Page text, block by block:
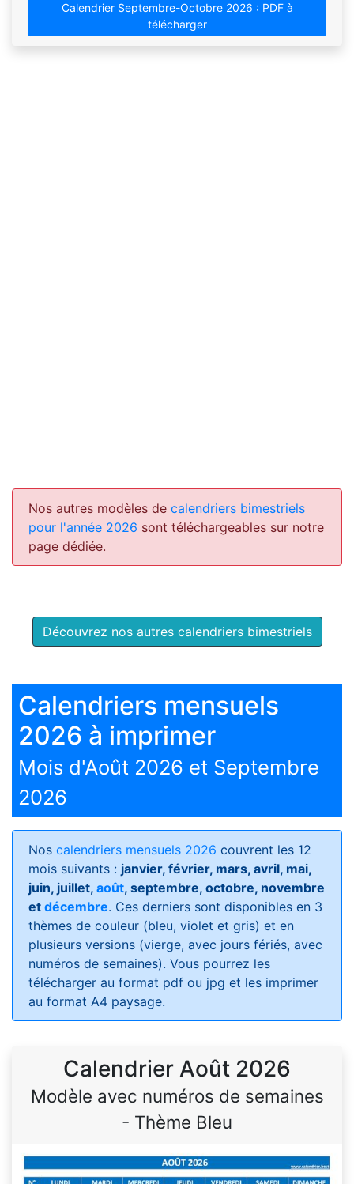
Calendrier Septembre-Octobre 2026 : PDF à
télécharger
Nos autres modèles de calendriers bimestriels
pour l'année 2026 sont téléchargeables sur notre
page dédiée.
Découvrez nos autres calendriers bimestriels
Calendriers mensuels
2026 à imprimer
Mois d'Août 2026 et Septembre
2026
Nos calendriers mensuels 2026 couvrent les 12
mois suivants : janvier, février, mars, avril, mai,
juin, juillet, août, septembre, octobre, novembre
et décembre. Ces derniers sont disponibles en 3
thèmes de couleur (bleu, violet et gris) et en
plusieurs versions (vierge, avec jours fériés, avec
numéros de semaines). Vous pourrez les
télécharger au format pdf ou jpg et les imprimer
au format A4 paysage.
Calendrier Août 2026
Modèle avec numéros de semaines
- Thème Bleu